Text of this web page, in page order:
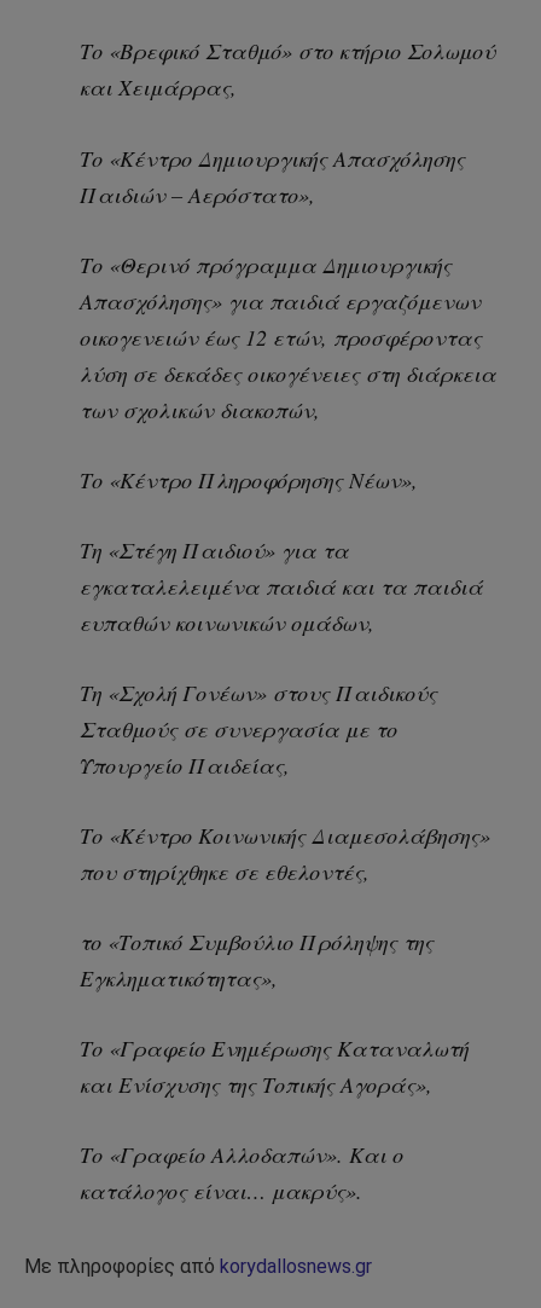
Το «Βρεφικό Σταθμό» στο κτήριο Σολωμού
και Χειμάρρας,
Το «Κέντρο Δημιουργικής Απασχόλησης
Παιδιών – Αερόστατο»,
Το «Θερινό πρόγραμμα Δημιουργικής
Απασχόλησης» για παιδιά εργαζόμενων
οικογενειών έως 12 ετών, προσφέροντας
λύση σε δεκάδες οικογένειες στη διάρκεια
των σχολικών διακοπών,
Το «Κέντρο Πληροφόρησης Νέων»,
Τη «Στέγη Παιδιού» για τα
εγκαταλελειμένα παιδιά και τα παιδιά
ευπαθών κοινωνικών ομάδων,
Τη «Σχολή Γονέων» στους Παιδικούς
Σταθμούς σε συνεργασία με το
Υπουργείο Παιδείας,
Το «Κέντρο Κοινωνικής Διαμεσολάβησης»
που στηρίχθηκε σε εθελοντές,
το «Τοπικό Συμβούλιο Πρόληψης της
Εγκληματικότητας»,
Το «Γραφείο Ενημέρωσης Καταναλωτή
και Ενίσχυσης της Τοπικής Αγοράς»,
Το «Γραφείο Αλλοδαπών». Και ο
κατάλογος είναι… μακρύς».
Με πληροφορίες από korydallosnews.gr